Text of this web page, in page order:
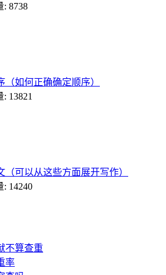
: 8738
如何正确确定顺序）
: 13821
（可以从这些方面展开写作）
: 14240
不算查重
率